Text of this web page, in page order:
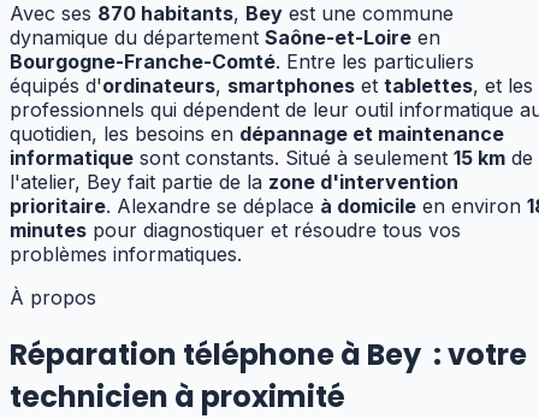
Avec ses 870 habitants, Bey est une commune
dynamique du département Saône-et-Loire en
Bourgogne-Franche-Comté. Entre les particuliers
équipés d'ordinateurs, smartphones et tablettes, et les
professionnels qui dépendent de leur outil informatique
quotidien, les besoins en dépannage et maintenance
informatique sont constants. Situé à seulement 15 km de
l'atelier, Bey fait partie de la zone d'intervention
prioritaire. Alexandre se déplace à domicile en environ
minutes pour diagnostiquer et résoudre tous vos
problèmes informatiques.
À propos
Réparation téléphone à Bey :votre
technicien à proximité